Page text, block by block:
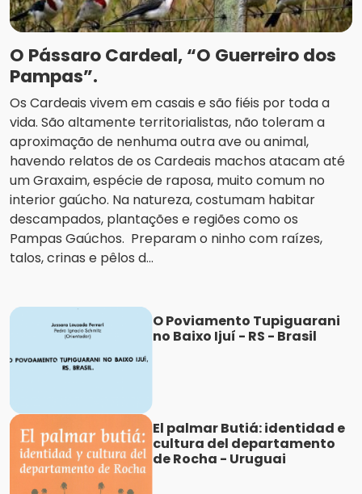
O Pássaro Cardeal, “O Guerreiro dos
Pampas”.
Os Cardeais vivem em casais e são fiéis por toda a
vida. São altamente territorialistas, não toleram a
aproximação de nenhuma outra ave ou animal,
havendo relatos de os Cardeais machos atacam até
um Graxaim, espécie de raposa, muito comum no
interior gaúcho. Na natureza, costumam habitar
descampados, plantações e regiões como os
Pampas Gaúchos. Preparam o ninho com raízes,
talos, crinas e pêlos d...
O Poviamento Tupiguarani
no Baixo Ijuí - RS - Brasil
El palmar Butiá: identidad e
cultura del departamento
de Rocha - Uruguai